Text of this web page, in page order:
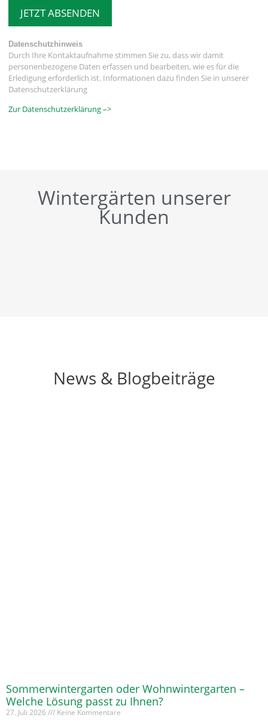
JETZT ABSENDEN
Datenschutzhinweis
Durch Ihre Kontaktaufnahme stimmen Sie zu, dass wir damit
personenbezogene Daten erfassen und bearbeiten, wie es für die
Erledigung erforderlich ist. Informationen dazu finden Sie in unserer
Datenschutzerklärung
Zur Datenschutzerklärung –>
Wintergärten unserer
Kunden
News & Blogbeiträge
Sommerwintergarten oder Wohnwintergarten –
Welche Lösung passt zu Ihnen?
27. Juli 2026 Keine Kommentare